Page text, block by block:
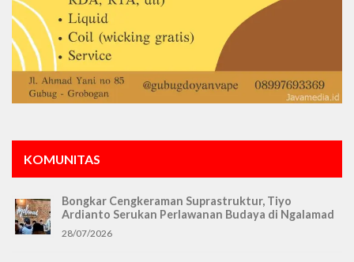
KOMUNITAS
Bongkar Cengkeraman Suprastruktur, Tiyo
Ardianto Serukan Perlawanan Budaya di Ngalamad
28/07/2026